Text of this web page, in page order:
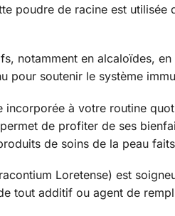
poudre de racine est
notamment en alcaloïdes,
pour soutenir le système
à votre routine
de profiter de ses
de soins de la peau
Loretense) est
tout additif ou agent de